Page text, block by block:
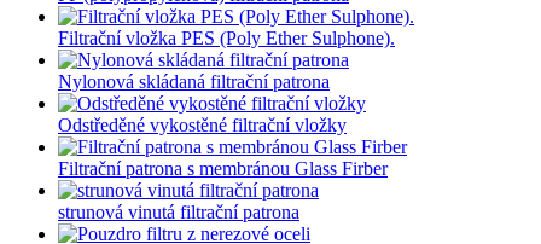
Filtrační vložka PES (Poly Ether Sulphone).
Nylonová skládaná filtrační patrona
Odstředěné vykostěné filtrační vložky
Filtrační patrona s membránou Glass Firber
strunová vinutá filtrační patrona